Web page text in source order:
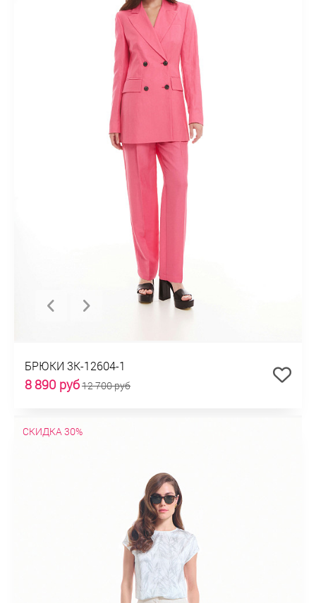
БРЮКИ 3К-12604-1
8 890 руб12 700 руб
СКИДКА 30%